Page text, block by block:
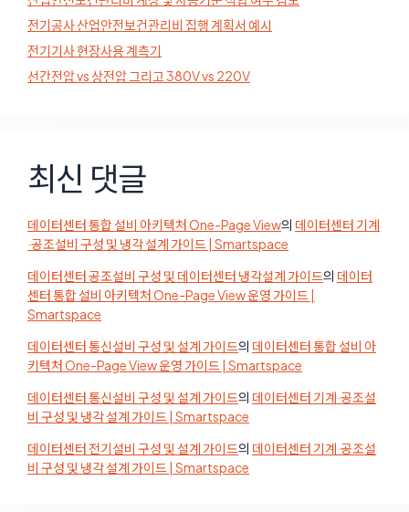
전기공사 산업안전보건관리비 집행 계획서 예시
전기기사 현장사용 계측기
선간전압 vs 상전압 그리고 380V vs 220V
최신 댓글
데이터센터 통합 설비 아키텍처 One-Page View의 데이터센터 기계
·공조설비 구성 및 냉각 설계 가이드 | Smartspace
데이터센터 공조설비 구성 및 데이터센터 냉각설계 가이드의 데이터
센터 통합 설비 아키텍처 One-Page View 운영 가이드 |
Smartspace
데이터센터 통신설비 구성 및 설계 가이드의 데이터센터 통합 설비 아
키텍처 One-Page View 운영 가이드 | Smartspace
데이터센터 통신설비 구성 및 설계 가이드의 데이터센터 기계·공조설
비 구성 및 냉각 설계 가이드 | Smartspace
데이터센터 전기설비 구성 및 설계 가이드의 데이터센터 기계·공조설
비 구성 및 냉각 설계 가이드 | Smartspace